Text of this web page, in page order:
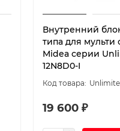
Внутренний
типа для мульти
Midea серии
12N8D0-I
19 600 ₽